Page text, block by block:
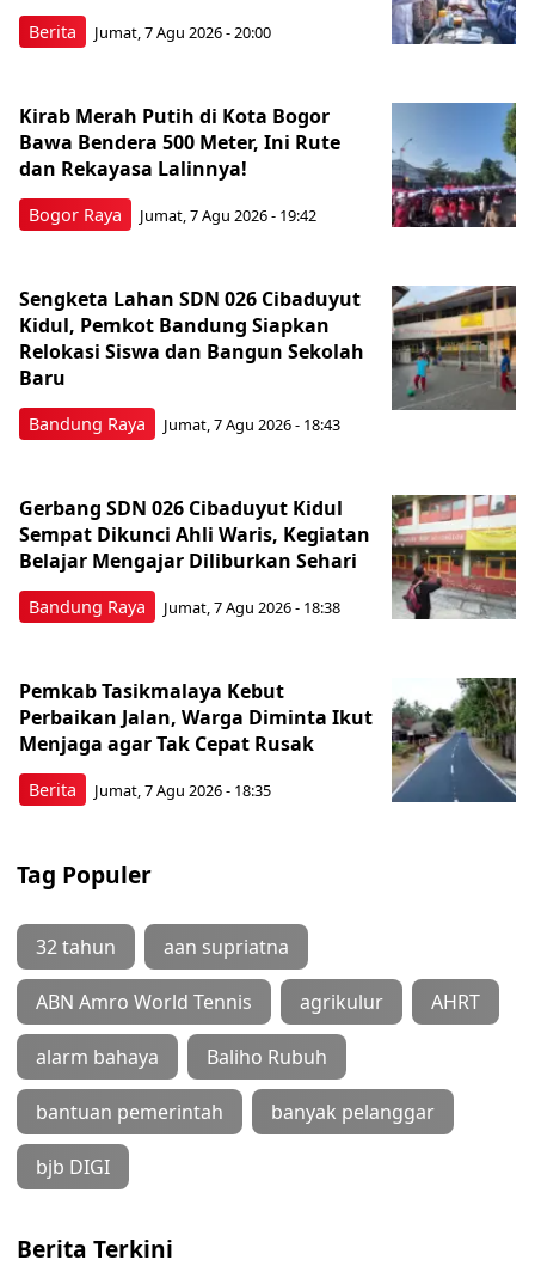
Berita Jumat, 7 Agu 2026 - 20:00
Bogor Raya
Kirab Merah Putih di Kota Bogor
Bawa Bendera 500 Meter, Ini Rute
dan Rekayasa Lalinnya!
Jumat, 7 Agu 2026 - 19:42
Bandung Raya
Sengketa Lahan SDN 026 Cibaduyut
Kidul, Pemkot Bandung Siapkan
Relokasi Siswa dan Bangun Sekolah
Baru
Jumat, 7 Agu 2026 - 18:43
Bandung Raya
Gerbang SDN 026 Cibaduyut Kidul
Sempat Dikunci Ahli Waris, Kegiatan
Belajar Mengajar Diliburkan Sehari
Jumat, 7 Agu 2026 - 18:38
Berita
Pemkab Tasikmalaya Kebut
Perbaikan Jalan, Warga Diminta Ikut
Menjaga agar Tak Cepat Rusak
Jumat, 7 Agu 2026 - 18:35
Tag Populer
32 tahun aan supriatna
ABN Amro World Tennis agrikulur AHRT
alarm bahaya Baliho Rubuh
bantuan pemerintah banyak pelanggar
bjb DIGI
Berita Terkini